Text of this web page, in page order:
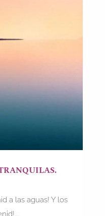
a las aguas! Y los